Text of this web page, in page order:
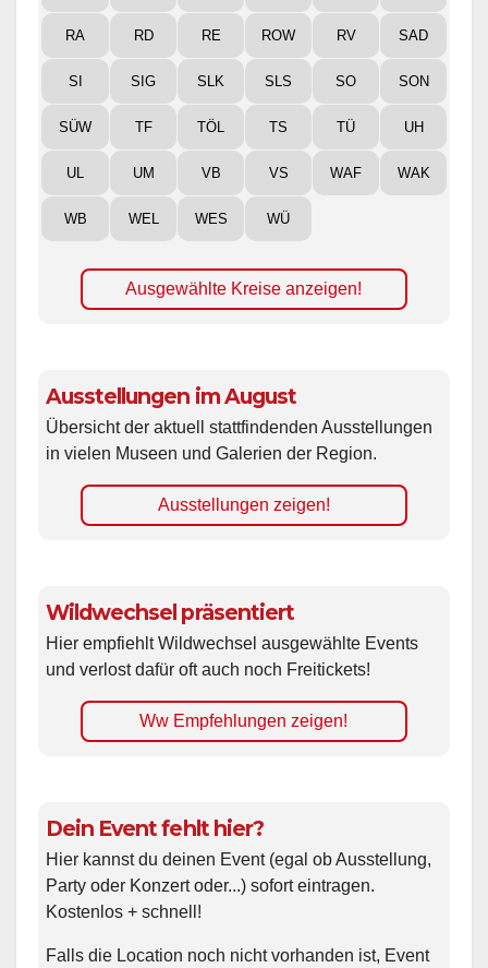
RA RD RE ROW RV SAD
SI SIG SLK SLS SO SON
SÜW TF TÖL TS TÜ UH
UL UM VB VS WAF WAK
WB WEL WES WÜ
Ausgewählte Kreise anzeigen!
Ausstellungen im August
Übersicht der aktuell stattfindenden Ausstellungen
in vielen Museen und Galerien der Region.
Ausstellungen zeigen!
Wildwechsel präsentiert
Hier empfiehlt Wildwechsel ausgewählte Events
und verlost dafür oft auch noch Freitickets!
Ww Empfehlungen zeigen!
Dein Event fehlt hier?
Hier kannst du deinen Event (egal ob Ausstellung,
Party oder Konzert oder...) sofort eintragen.
Kostenlos + schnell!
Falls die Location noch nicht vorhanden ist, Event